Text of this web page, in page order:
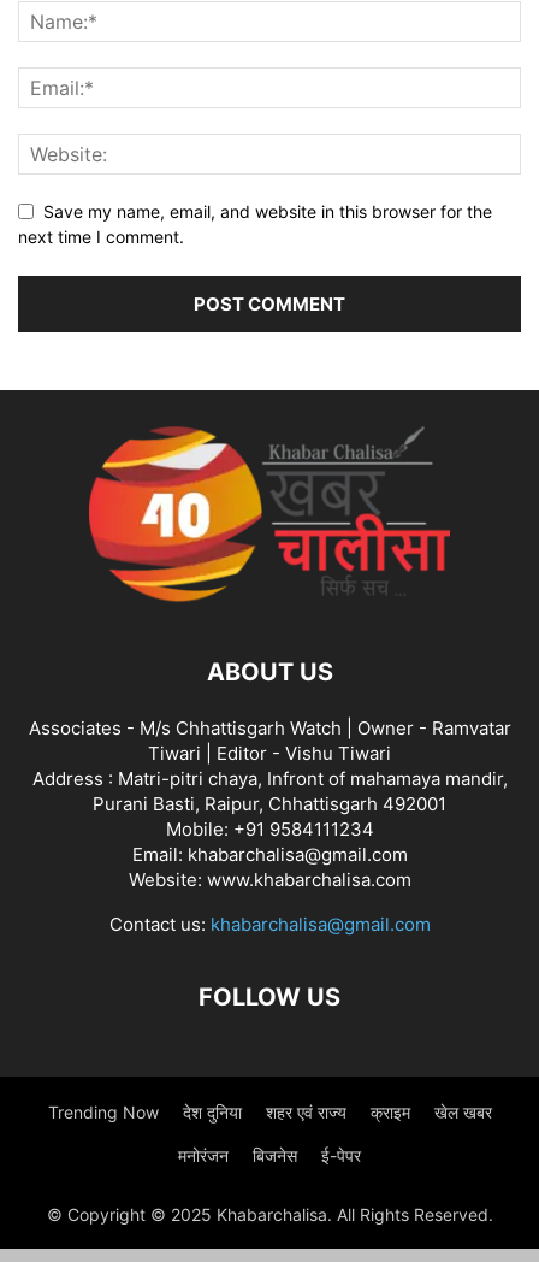
Save my name, email, and website in this browser for the
next time I comment.
ABOUT US
Associates - M/s Chhattisgarh Watch | Owner - Ramvatar
Tiwari | Editor - Vishu Tiwari
Address : Matri-pitri chaya, Infront of mahamaya mandir,
Purani Basti, Raipur, Chhattisgarh 492001
Mobile: +91 9584111234
Email: khabarchalisa@gmail.com
Website: www.khabarchalisa.com
Contact us: khabarchalisa@gmail.com
FOLLOW US
Trending Now देश दुनिया शहर एवं राज्य क्राइम खेल खबर
मनोरंजन बिजनेस ई-पेपर
© Copyright © 2025 Khabarchalisa. All Rights Reserved.